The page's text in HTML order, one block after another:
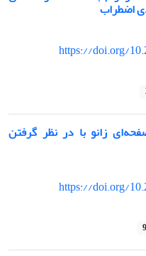
اضطراب
https://doi.org/
زانو با در نظر گرفتن
https://doi.org/